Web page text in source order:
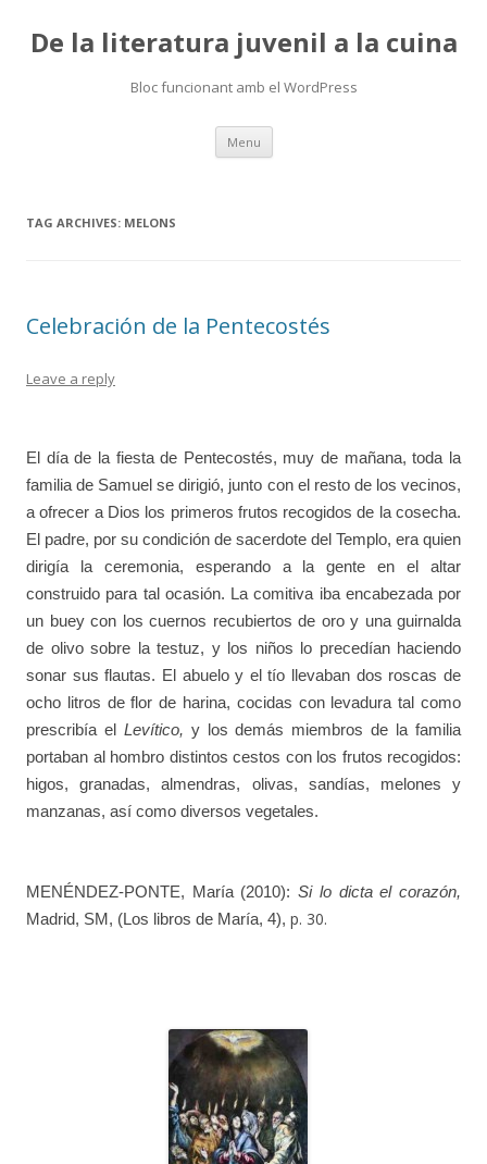
De la literatura juvenil a la cuina
Bloc funcionant amb el WordPress
Menu Skip
content
TAG ARCHIVES: MELONS
Celebración de la Pentecostés
Leave a reply
El día de la fiesta de Pentecostés, muy de mañana, toda la
familia de Samuel se dirigió, junto con el resto de los vecinos,
a ofrecer a Dios los primeros frutos recogidos de la cosecha.
El padre, por su condición de sacerdote del Templo, era quien
dirigía la ceremonia, esperando a la gente en el altar
construido para tal ocasión. La comitiva iba encabezada por
un buey con los cuernos recubiertos de oro y una guirnalda
de olivo sobre la testuz, y los niños lo precedían haciendo
sonar sus flautas. El abuelo y el tío llevaban dos roscas de
ocho litros de flor de harina, cocidas con levadura tal como
prescribía el Levítico, y los demás miembros de la familia
portaban al hombro distintos cestos con los frutos recogidos:
higos, granadas, almendras, olivas, sandías, melones y
manzanas, así como diversos vegetales.
MENÉNDEZ-PONTE, María (2010):Si lo dicta el corazón,
Madrid, SM, (Los libros de María, 4), p. 30.